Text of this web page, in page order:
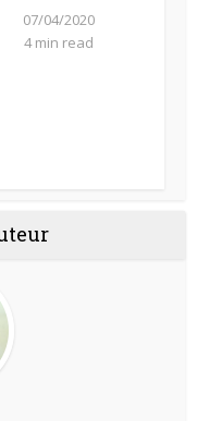
07/04/2020
4 min read